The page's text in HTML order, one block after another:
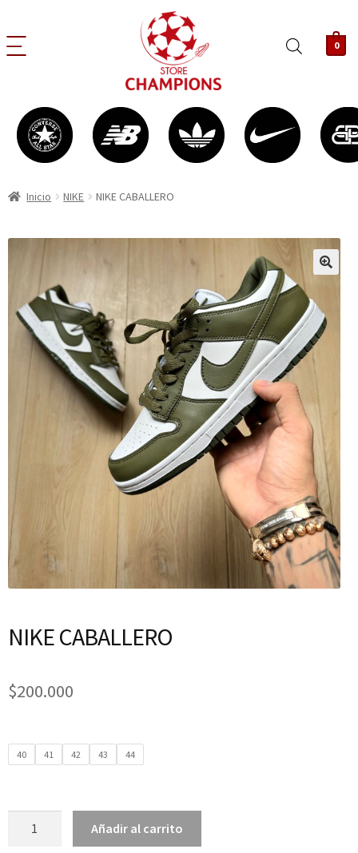
0
Inicio NIKE NIKE CABALLERO
NIKE CABALLERO
$200.000
40 41 42 43 44
Añadir al carrito